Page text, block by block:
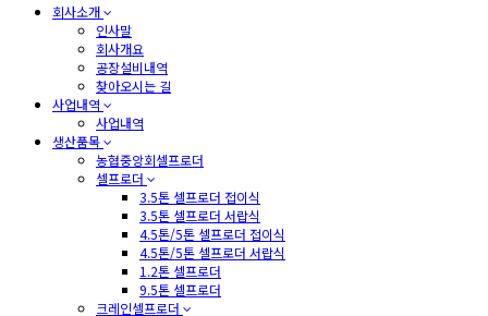
회사소개
인사말
회사개요
공장설비내역
찾아오시는 길
사업내역
사업내역
생산품목
농협중앙회셀프로더
셀프로더
3.5톤 셀프로더 접이식
3.5톤 셀프로더 서랍식
4.5톤/5톤 셀프로더 접이식
4.5톤/5톤 셀프로더 서랍식
1.2톤 셀프로더
9.5톤 셀프로더
크레인셀프로더